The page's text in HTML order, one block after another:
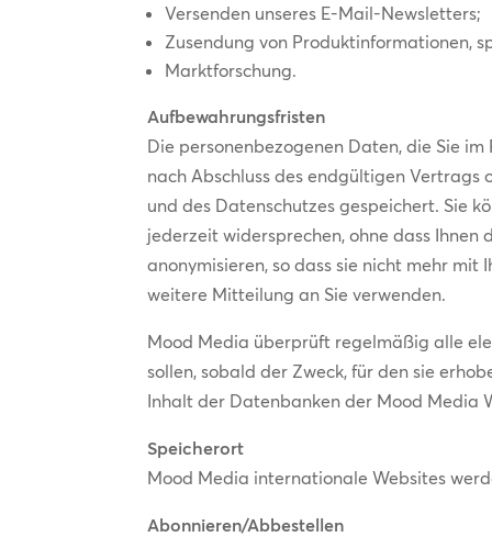
Versenden unseres E-Mail-Newsletters;
Zusendung von Produktinformationen,
Marktforschung.
Aufbewahrungsfristen
Die personenbezogenen Daten, die Sie
nach Abschluss des endgültigen
und des Datenschutzes gespeichert. Sie
jederzeit widersprechen, ohne dass
anonymisieren, so dass sie nicht mehr
weitere Mitteilung an Sie verwenden.
Mood Media überprüft regelmäßig alle
sollen, sobald der Zweck, für den sie
Inhalt der Datenbanken der Mood Media
Speicherort
Mood Media internationale Websites
Abonnieren/Abbestellen